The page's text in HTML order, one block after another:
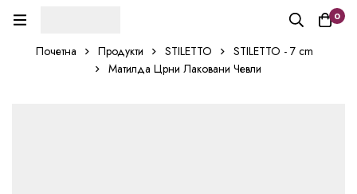
0
Почетна Продукти STILETTO
STILETTO - 7 cm
Матилда Црни Лаковани Чевли